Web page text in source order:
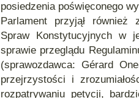
posiedzenia poświęconego
Parlament przyjął również
Spraw Konstytucyjnych w
sprawie przeglądu
(sprawozdawca: Gérard
przejrzystości i
rozpatrywaniu petycji,